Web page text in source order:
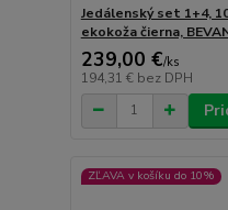
Jedálenský set 1+4,
ekokoža čierna,
239,00 €/ks
194,31 € bez DPH
ZĽAVA v košíku do 10%